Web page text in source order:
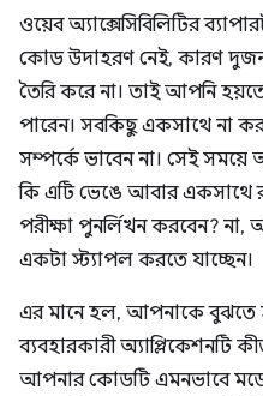
ওয়েব অ্যাক্সেসিবিলিটির
কোড উদাহরণ নেই, কারণ দুজন
তৈরি করে না। তাই আপনি
পারেন। সবকিছু একসাথে না করা
সম্পর্কে ভাবেন না। সেই
কি এটি ভেঙে আবার একসাথে
পরীক্ষা পুনর্লিখন করবেন?
একটা স্ট্যাপল করতে যাচ্ছেন।
এর মানে হল, আপনাকে বুঝতে
ব্যবহারকারী অ্যাপ্লিকেশনটি
আপনার কোডটি এমনভাবে